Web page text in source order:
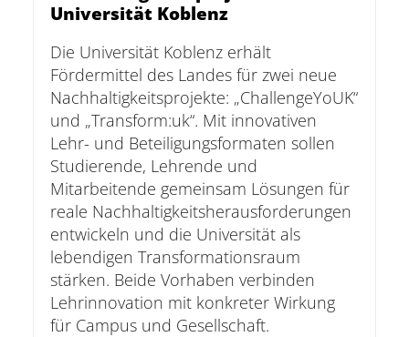
Universität Koblenz
Die Universität Koblenz erhält
Fördermittel des Landes für zwei neue
Nachhaltigkeitsprojekte: „ChallengeYoUK“
und „Transform:uk“. Mit innovativen
Lehr- und Beteiligungsformaten sollen
Studierende, Lehrende und
Mitarbeitende gemeinsam Lösungen für
reale Nachhaltigkeitsherausforderungen
entwickeln und die Universität als
lebendigen Transformationsraum
stärken. Beide Vorhaben verbinden
Lehrinnovation mit konkreter Wirkung
für Campus und Gesellschaft.